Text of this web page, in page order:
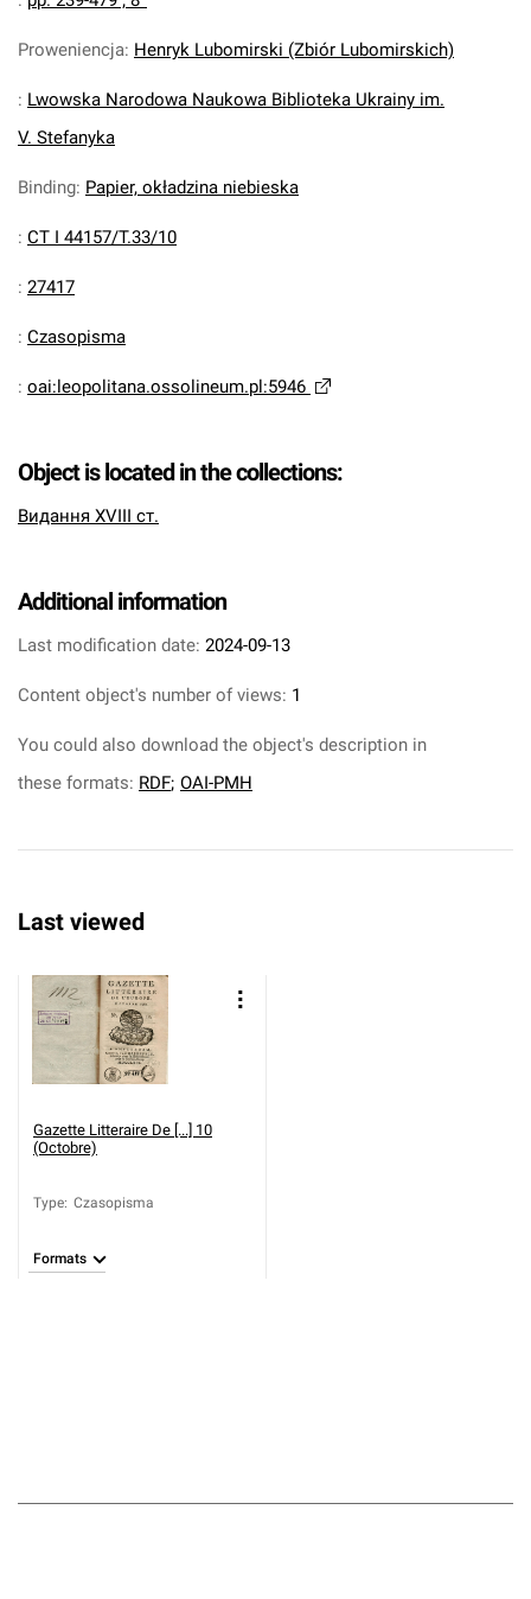
Proweniencja: Henryk Lubomirski (Zbiór Lubomirskich)
: Lwowska Narodowa Naukowa Biblioteka Ukrainy im.
V. Stefanyka
Binding: Papier, okładzina niebieska
: CT I 44157/T.33/10
: 27417
: Czasopisma
: oai:leopolitana.ossolineum.pl:5946
Object is located in the collections:
Видання XVIII ст.
Additional information
Last modification date: 2024-09-13
Content object's number of views: 1
You could also download the object's description in
these formats: RDF; OAI-PMH
Last viewed
Gazette Litteraire De [...] 10
(Octobre)
Type: Czasopisma
Formats